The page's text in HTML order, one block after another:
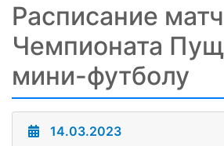
Расписание
Чемпионата
мини-футболу
14.03.2023